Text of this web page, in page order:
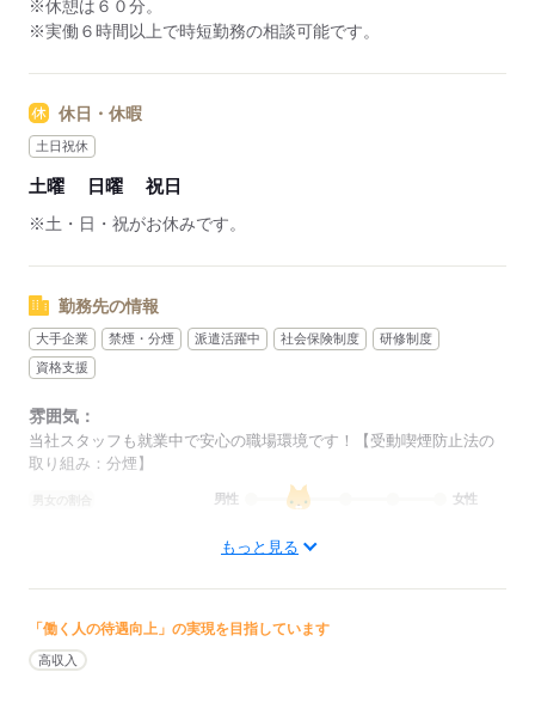
※休憩は６０分。
※実働６時間以上で時短勤務の相談可能です。
休日・休暇
土日祝休
土曜 日曜 祝日
※土・日・祝がお休みです。
勤務先の情報
大手企業 禁煙・分煙 派遣活躍中 社会保険制度
研修制度
資格支援
雰囲気：
当社スタッフも就業中で安心の職場環境です！【受動喫煙防止法の
取り組み：分煙】
男性 女性
ひとりで
職場の様子 しずか
データ抽出などをおこなう部署
もっと見る
「働く人の待遇向上」の実現を目指しています
高収入